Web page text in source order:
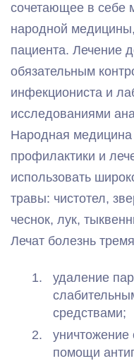
сочетающее в себе
народной
пациента. Лечение
обязательным
инфекциониста и
исследованиями
Народная медицина
профилактики и
использовать
травы: чистотел,
чеснок, лук,
Лечат болезнь
удаление
средствами;
уничтожение
помощи